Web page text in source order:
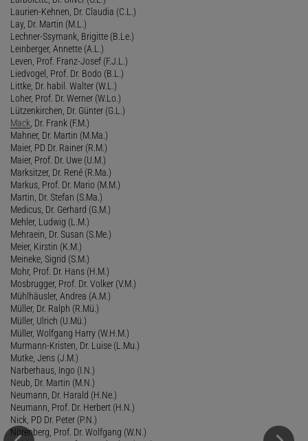
Laurien-Kehnen, Dr. Claudia (C.L.)
Lay, Dr. Martin (M.L.)
Lechner-Ssymank, Brigitte (B.Le.)
Leinberger, Annette (A.L.)
Leven, Prof. Franz-Josef (F.J.L.)
Liedvogel, Prof. Dr. Bodo (B.L.)
Littke, Dr. habil. Walter (W.L.)
Loher, Prof. Dr. Werner (W.Lo.)
Lützenkirchen, Dr. Günter (G.L.)
Mack , Dr. Frank (F.M.)
Mahner, Dr. Martin (M.Ma.)
Maier, PD Dr. Rainer (R.M.)
Maier, Prof. Dr. Uwe (U.M.)
Marksitzer, Dr. René (R.Ma.)
Markus, Prof. Dr. Mario (M.M.)
Martin, Dr. Stefan (S.Ma.)
Medicus, Dr. Gerhard (G.M.)
Mehler, Ludwig (L.M.)
Mehraein, Dr. Susan (S.Me.)
Meier, Kirstin (K.M.)
Meineke, Sigrid (S.M.)
Mohr, Prof. Dr. Hans (H.M.)
Mosbrugger, Prof. Dr. Volker (V.M.)
Mühlhäusler, Andrea (A.M.)
Müller, Dr. Ralph (R.Mü.)
Müller, Ulrich (U.Mü.)
Müller, Wolfgang Harry (W.H.M.)
Murmann-Kristen, Dr. Luise (L.Mu.)
Mutke, Jens (J.M.)
Narberhaus, Ingo (I.N.)
Neub, Dr. Martin (M.N.)
Neumann, Dr. Harald (H.Ne.)
Neumann, Prof. Dr. Herbert (H.N.)
Nick, PD Dr. Peter (P.N.)
Nörenberg, Prof. Dr. Wolfgang (W.N.)